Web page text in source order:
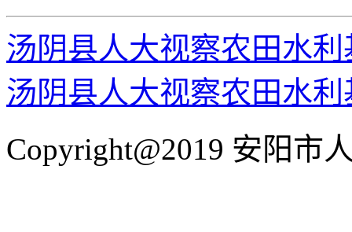
汤阴县人大视察农田水
汤阴县人大视察农田水
Copyright@2019 安阳市